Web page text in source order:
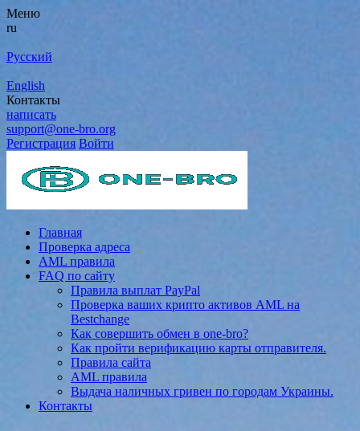
Меню
ru
Русский
English
Контакты
написать
support@one-bro.org
Регистрация Войти
Главная
Проверка адреса
AML правила
FAQ по сайту
Правила выплат PayPal
Проверка ваших крипто активов AML на
Bestchange
Как совершить обмен в one-bro?
Как пройти верификацию карты отправителя.
Правила сайта
AML правила
Выдача наличных гривен по городам Украины.
Контакты